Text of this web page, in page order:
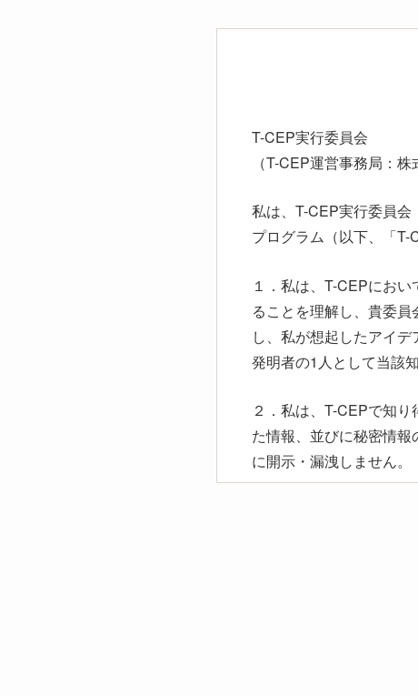
T-CEP実行委員会
（T-CEP運営事務局：
私は、T-CEP実行委員
プログラム（以下、「T-
１．私は、T-CEPにお
ることを理解し、貴委
し、私が想起したアイ
発明者の1人として当該
２．私は、T-CEPで知
た情報、並びに秘密情
に開示・漏洩しません。
３．私は、T-CEPで想
４．私は、T-CEP参加
身の利益につながる活